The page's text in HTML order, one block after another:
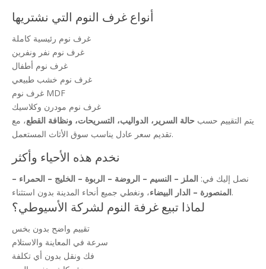
أنواع غرف النوم التي نشتريها
غرف نوم رئيسية كاملة
غرف نوم نفر ونفرين
غرف نوم أطفال
غرف نوم خشب طبيعي
غرف نوم MDF
غرف نوم مودرن وكلاسيك
يتم التقييم حسب حالة السرير، الدواليب، التسريحات، ونظافة القطع، مع
تقديم سعر عادل يناسب سوق الأثاث المستعمل.
نخدم هذه الأحياء وأكثر
نصل إليك في: الملز – النسيم – الروضة – الربوة – الخليج – الحمراء –
المنصورة – الدار البيضاء، ونغطي جميع أنحاء المدينة بدون استثناء.
لماذا تبيع غرفة النوم لشركة الأسيوطي؟
تقييم واضح بدون بخس
سرعة في المعاينة والاستلام
فك ونقل بدون أي تكلفة